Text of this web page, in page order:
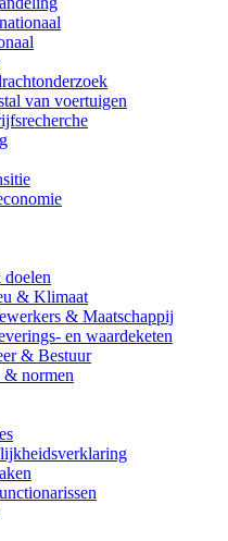
van voertuigen
doelen
& Klimaat
& Maatschappij
en waardeketen
& Bestuur
& normen